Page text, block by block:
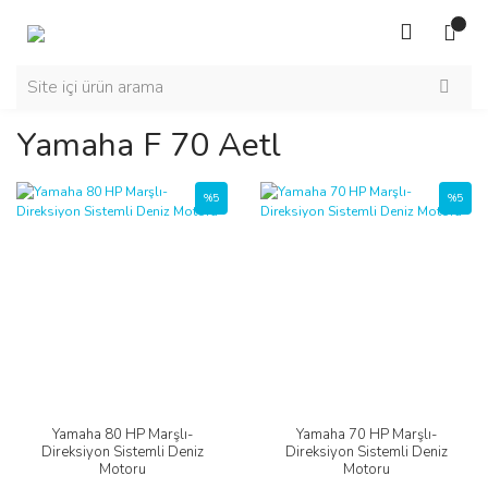
Yamaha F 70 Aetl
Yamaha 80 HP Marşlı-
Direksiyon Sistemli Deniz
Motoru
%5
Yamaha 70 HP Marşlı-
Direksiyon Sistemli Deniz
Motoru
%5